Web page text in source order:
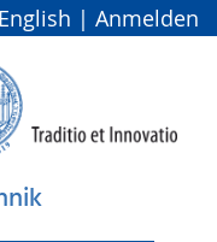
English | Anmelden